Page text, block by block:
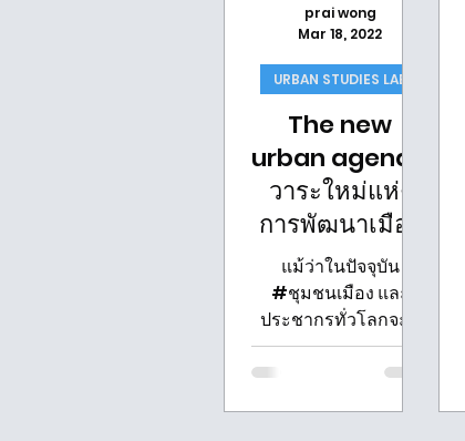
The new
urban agenda
วาระใหม่แห่ง
การพัฒนาเมือง
แม้ว่าในปัจจุบัน
#ชุมชนเมือง และ
ประชากรทั่วโลกจะมี
การขยายตัวเพิ่มมาก
ขึ้น แต่ทรัพยากรใน
URBAN STUDIES LAB
prai wong
Mar 18, 2022